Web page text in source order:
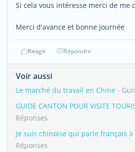
Si cela vous intéresse merci de me
Merci d'avance et bonne journée
Réagir Répondre
Voir aussi
Le marché du travail en Chine -
GUIDE CANTON POUR VISITE
Réponses
Je suis chinoise qui parle français à
Réponses